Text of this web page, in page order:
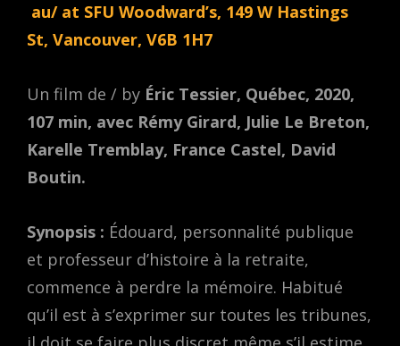
au/ at SFU Woodward’s, 149 W Hastings
St, Vancouver, V6B 1H7
Un film de / by Éric Tessier, Québec, 2020,
107 min, avec Rémy Girard, Julie Le Breton,
Karelle Tremblay, France Castel, David
Boutin.
Synopsis : Édouard, personnalité publique
et professeur d’histoire à la retraite,
commence à perdre la mémoire. Habitué
qu’il est à s’exprimer sur toutes les tribunes,